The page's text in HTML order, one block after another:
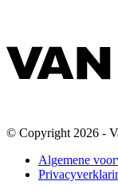
© Copyright 2026 -
Algemene